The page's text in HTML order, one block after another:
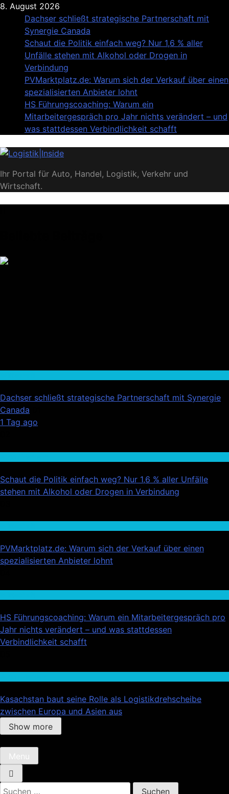
Skip
content
8. August 2026
Dachser schließt strategische Partnerschaft mit
Synergie Canada
Schaut die Politik einfach weg? Nur 1,6 % aller
Unfälle stehen mit Alkohol oder Drogen in
Verbindung
PVMarktplatz.de: Warum sich der Verkauf über einen
spezialisierten Anbieter lohnt
HS Führungscoaching: Warum ein
Mitarbeitergespräch pro Jahr nichts verändert – und
was stattdessen Verbindlichkeit schafft
Logistik|Inside
Ihr Portal für Auto, Handel, Logistik, Verkehr und
Wirtschaft.
Dachser schließt strategische Partnerschaft mit Synergie
Canada
1 Tag ago
Schaut die Politik einfach weg? Nur 1,6 % aller Unfälle
stehen mit Alkohol oder Drogen in Verbindung
PVMarktplatz.de: Warum sich der Verkauf über einen
spezialisierten Anbieter lohnt
HS Führungscoaching: Warum ein Mitarbeitergespräch pro
Jahr nichts verändert – und was stattdessen
Verbindlichkeit schafft
Kasachstan baut seine Rolle als Logistikdrehscheibe
zwischen Europa und Asien aus
Show more
Menu
Suchen